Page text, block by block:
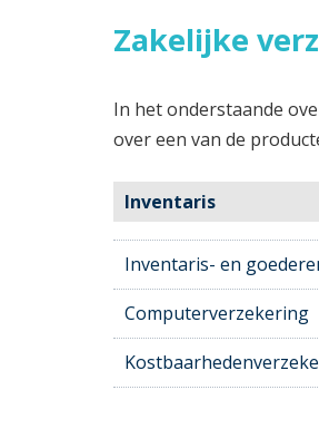
Zakelijke
In het onderstaande
over een van de
Inventaris
Inventaris- en
Computerverzekering